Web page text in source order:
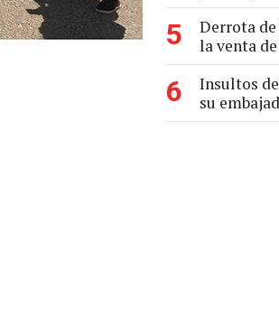
5
Derrota
la venta
6
Insultos
su